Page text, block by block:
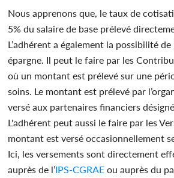
Nous apprenons que, le taux de
5% du salaire de base prélevé
L’adhérent a également la possibilité
épargne. Il peut le faire par les
où un montant est prélevé sur une
soins. Le montant est prélevé par
versé aux partenaires financiers
L'adhérent peut aussi le faire par les
montant est versé occasionnellement
Ici, les versements sont directement
auprès de l’IPS-CGRAE ou auprès du